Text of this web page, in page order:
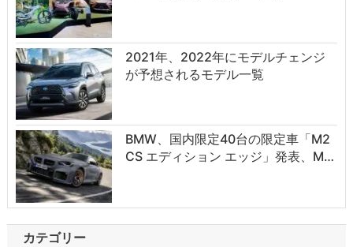
2021年、2022年にモデルチェンジ
が予想されるモデル一覧
BMW、国内限定40台の限定車「M2
CS エディション エッジ」発表、M…
カテゴリー